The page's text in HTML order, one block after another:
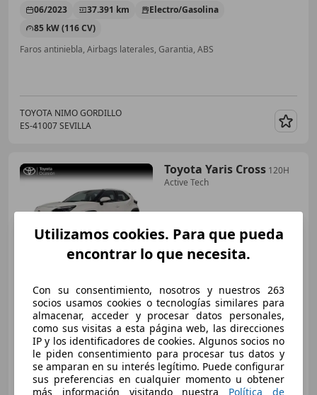
06/2023 37.391 km
Electro/Gasolina
85 kW (116 CV)
Faros antiniebla, Airbags laterales, Garantia, ABS
TOYOTA NIMO GORDILLO
ES-41007 SEVILLA
Toyota Yaris Cross 120H
Active Tech
€ 23.890
Sin comparación
51.485 km
85 kW (116 CV)
TOYOTA KURUMA OCASIÓN Y SEMINUEVOS PLUS
ES-28034 MADRID
Utilizamos cookies. Para que pueda
encontrar lo que necesita.
Con su consentimiento, nosotros y nuestros 263
socios usamos cookies o tecnologías similares para
almacenar, acceder y procesar datos personales,
como sus visitas a esta página web, las direcciones
IP y los identificadores de cookies. Algunos socios no
le piden consentimiento para procesar tus datos y
se amparan en su interés legítimo. Puede configurar
sus preferencias en cualquier momento u obtener
más información visitando nuestra Política de